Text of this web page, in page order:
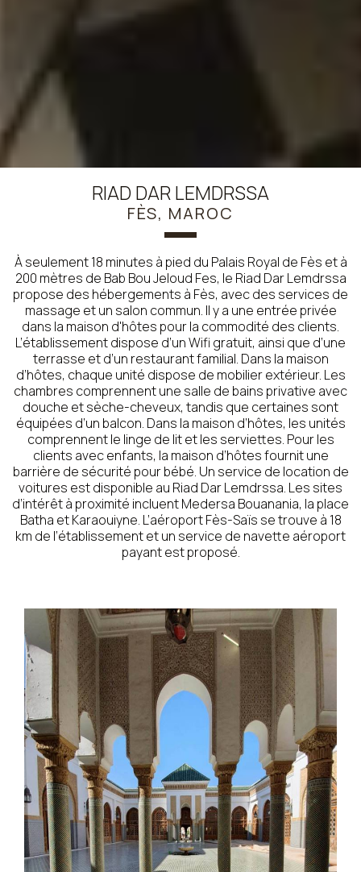
RIAD DAR LEMDRSSA
FÈS, MAROC
À seulement 18 minutes à pied du Palais Royal de Fès et à
200 mètres de Bab Bou Jeloud Fes, le Riad Dar Lemdrssa
propose des hébergements à Fès, avec des services de
massage et un salon commun. Il y a une entrée privée
dans la maison d'hôtes pour la commodité des clients.
L’établissement dispose d’un Wifi gratuit, ainsi que d’une
terrasse et d’un restaurant familial. Dans la maison
d’hôtes, chaque unité dispose de mobilier extérieur. Les
chambres comprennent une salle de bains privative avec
douche et sèche-cheveux, tandis que certaines sont
équipées d’un balcon. Dans la maison d’hôtes, les unités
comprennent le linge de lit et les serviettes. Pour les
clients avec enfants, la maison d’hôtes fournit une
barrière de sécurité pour bébé. Un service de location de
voitures est disponible au Riad Dar Lemdrssa. Les sites
d’intérêt à proximité incluent Medersa Bouanania, la place
Batha et Karaouiyne. L’aéroport Fès-Saïs se trouve à 18
km de l’établissement et un service de navette aéroport
payant est proposé.